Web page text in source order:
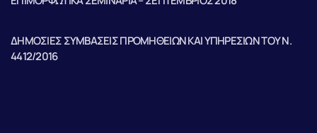
ΔΗΜΟΣΙΕΣ ΣΥΜΒΑΣΕΙΣ ΠΡΟΜΗΘΕΙΩΝ ΚΑΙ ΥΠΗΡΕΣΙΩΝ ΤΟΥ Ν.
4412/2016